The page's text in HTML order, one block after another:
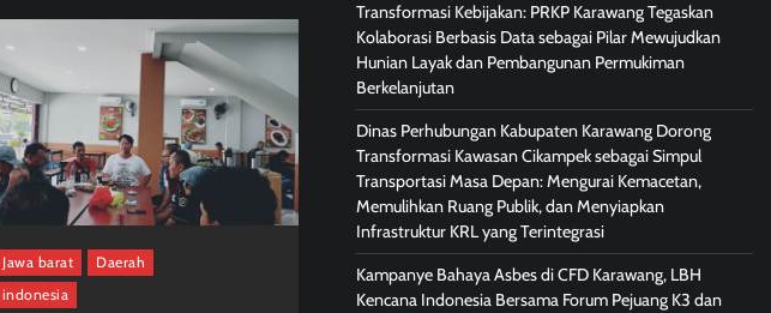
barat
Daerah
indonesia
Transformasi Kebijakan: PRKP Karawang Tegaskan
Kolaborasi Berbasis Data sebagai Pilar Mewujudkan
Hunian Layak dan Pembangunan Permukiman
Berkelanjutan
Dinas Perhubungan Kabupaten Karawang Dorong
Transformasi Kawasan Cikampek sebagai Simpul
Transportasi Masa Depan: Mengurai Kemacetan,
Memulihkan Ruang Publik, dan Menyiapkan
Infrastruktur KRL yang Terintegrasi
Kampanye Bahaya Asbes di CFD Karawang, LBH
Kencana Indonesia Bersama Forum Pejuang K3 dan